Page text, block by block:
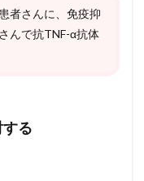
者さんに、免疫抑
んで抗TNF-α抗体
る